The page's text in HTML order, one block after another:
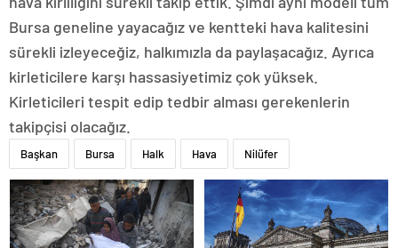
Bursa geneline yayacağız ve kentteki hava kalitesini
sürekli izleyeceğiz, halkımızla da paylaşacağız. Ayrıca
kirleticilere karşı hassasiyetimiz çok yüksek.
Kirleticileri tespit edip tedbir alması gerekenlerin
takipçisi olacağız.
Başkan Bursa Halk Hava Nilüfer